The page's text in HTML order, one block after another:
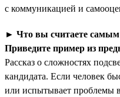
с коммуникацией и
► Что вы считаете
Приведите пример из
Рассказ о сложностях
кандидата. Если человек
или испытывает проблемы